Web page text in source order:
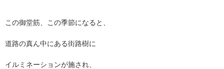
この御堂筋、この季節になると、
道路の真ん中にある街路樹に
イルミネーションが施され、